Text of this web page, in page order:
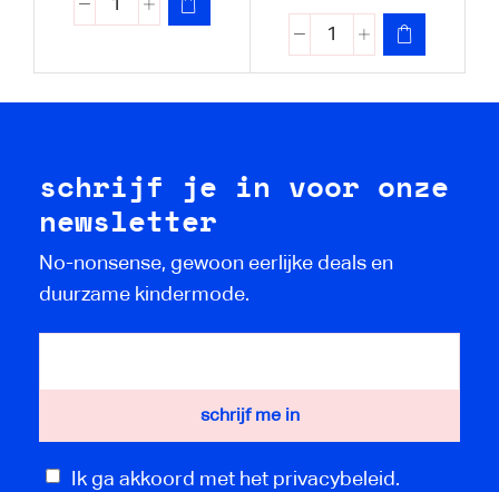
schrijf je in voor onze
newsletter
No-nonsense, gewoon eerlijke deals en
duurzame kindermode.
Ik ga akkoord met het privacybeleid.